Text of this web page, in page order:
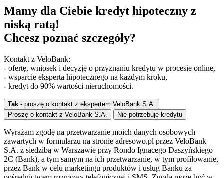
Mamy dla Ciebie kredyt hipoteczny z
niską ratą!
Chcesz poznać szczegóły?
Kontakt z VeloBank:
- ofertę, wniosek i decyzję o przyznaniu kredytu w procesie online,
- wsparcie eksperta hipotecznego na każdym kroku,
- kredyt do 90% wartości nieruchomości.
Tak - proszę o kontakt z ekspertem VeloBank S.A.
Proszę o kontakt z VeloBank S.A.
Nie potrzebuję kredytu
Wyrażam zgodę na przetwarzanie moich danych osobowych
zawartych w formularzu na stronie adresowo.pl przez VeloBank
S.A. z siedzibą w Warszawie przy Rondo Ignacego Daszyńskiego
2C (Bank), a tym samym na ich przetwarzanie, w tym profilowanie,
przez Bank w celu marketingu produktów i usług Banku za